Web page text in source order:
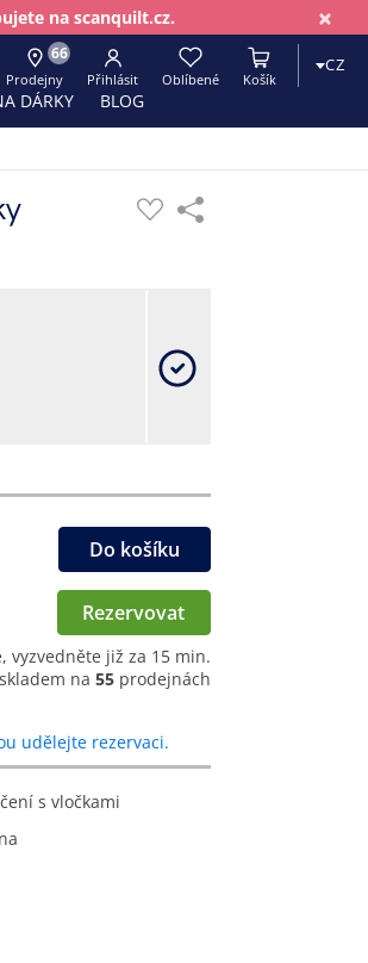
×
na scanquilt.cz.
DÁRKY BLOG
66
Prodejny Přihlásit Oblíbené Košík
CZ
Do košíku
Rezervovat
vyzvedněte již za 15 min.
skladem na 55 prodejnách
udělejte rezervaci.
s vločkami